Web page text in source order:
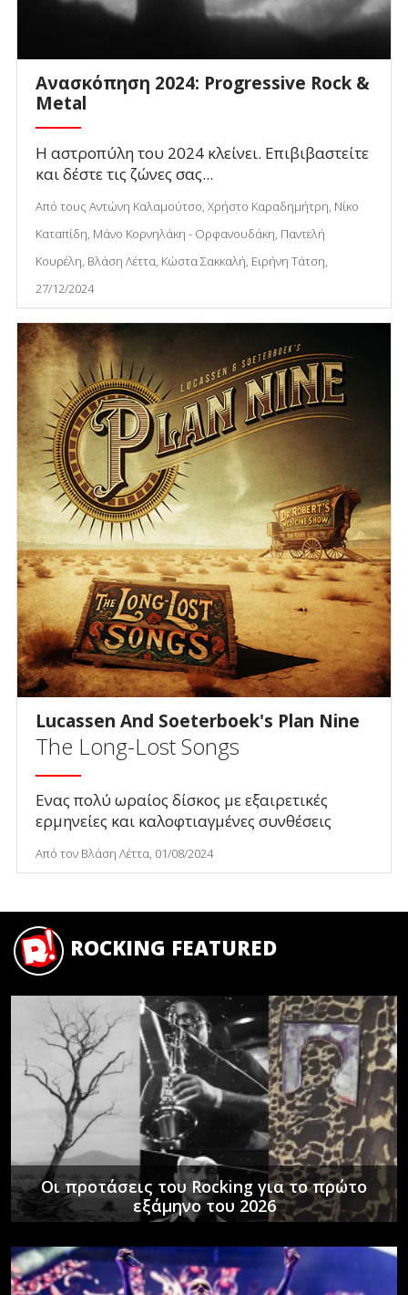
Ανασκόπηση 2024: Progressive Rock &
Metal
Η αστροπύλη του 2024 κλείνει. Επιβιβαστείτε
και δέστε τις ζώνες σας...
Από τους Αντώνη Καλαμούτσο, Χρήστο Καραδημήτρη, Νίκο
Καταπίδη, Μάνο Κορνηλάκη - Ορφανουδάκη, Παντελή
Κουρέλη, Βλάση Λέττα, Κώστα Σακκαλή, Ειρήνη Τάτση,
27/12/2024
Lucassen And Soeterboek's Plan Nine
The Long-Lost Songs
Ενας πολύ ωραίος δίσκος με εξαιρετικές
ερμηνείες και καλοφτιαγμένες συνθέσεις
Από τον Βλάση Λέττα, 01/08/2024
ROCKING FEATURED
Οι προτάσεις του Rocking για το πρώτο
εξάμηνο του 2026